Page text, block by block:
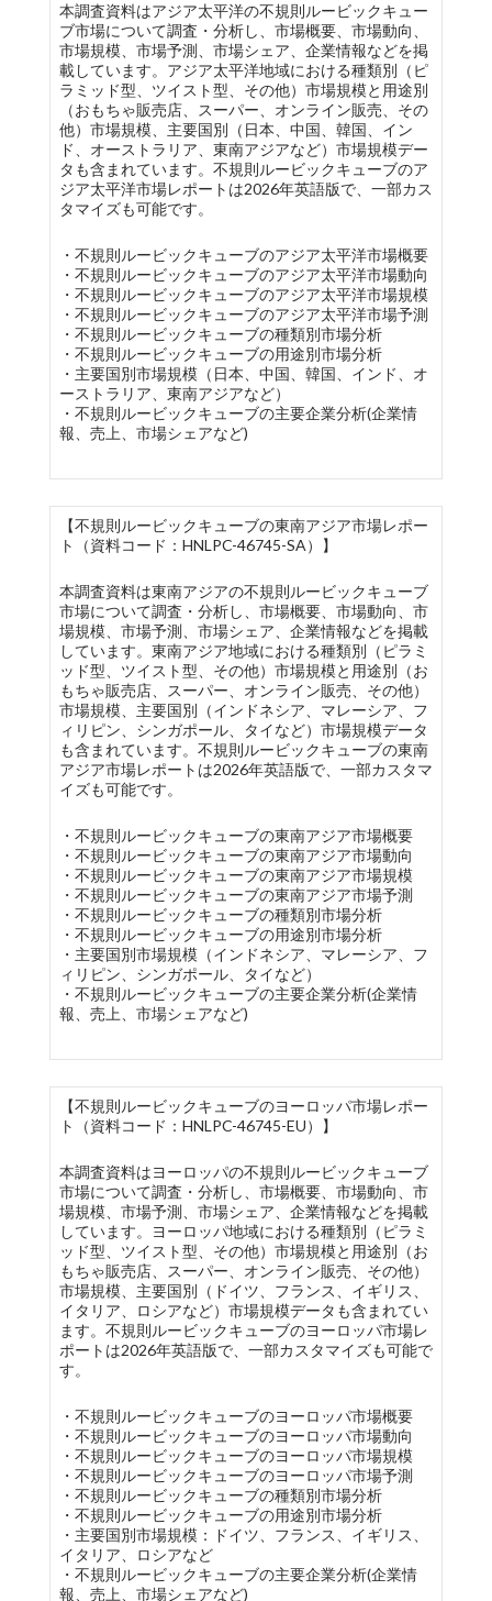
本調査資料はアジア太平洋の不規則ルービックキュー
ブ市場について調査・分析し、市場概要、市場動向、
市場規模、市場予測、市場シェア、企業情報などを掲
載しています。アジア太平洋地域における種類別（ピ
ラミッド型、ツイスト型、その他）市場規模と用途別
（おもちゃ販売店、スーパー、オンライン販売、その
他）市場規模、主要国別（日本、中国、韓国、イン
ド、オーストラリア、東南アジアなど）市場規模デー
タも含まれています。不規則ルービックキューブのア
ジア太平洋市場レポートは2026年英語版で、一部カス
タマイズも可能です。
・不規則ルービックキューブのアジア太平洋市場概要
・不規則ルービックキューブのアジア太平洋市場動向
・不規則ルービックキューブのアジア太平洋市場規模
・不規則ルービックキューブのアジア太平洋市場予測
・不規則ルービックキューブの種類別市場分析
・不規則ルービックキューブの用途別市場分析
・主要国別市場規模（日本、中国、韓国、インド、オ
ーストラリア、東南アジアなど）
・不規則ルービックキューブの主要企業分析(企業情
報、売上、市場シェアなど)
【不規則ルービックキューブの東南アジア市場レポー
ト（資料コード：HNLPC-46745-SA）】
本調査資料は東南アジアの不規則ルービックキューブ
市場について調査・分析し、市場概要、市場動向、市
場規模、市場予測、市場シェア、企業情報などを掲載
しています。東南アジア地域における種類別（ピラミ
ッド型、ツイスト型、その他）市場規模と用途別（お
もちゃ販売店、スーパー、オンライン販売、その他）
市場規模、主要国別（インドネシア、マレーシア、フ
ィリピン、シンガポール、タイなど）市場規模データ
も含まれています。不規則ルービックキューブの東南
アジア市場レポートは2026年英語版で、一部カスタマ
イズも可能です。
・不規則ルービックキューブの東南アジア市場概要
・不規則ルービックキューブの東南アジア市場動向
・不規則ルービックキューブの東南アジア市場規模
・不規則ルービックキューブの東南アジア市場予測
・不規則ルービックキューブの種類別市場分析
・不規則ルービックキューブの用途別市場分析
・主要国別市場規模（インドネシア、マレーシア、フ
ィリピン、シンガポール、タイなど）
・不規則ルービックキューブの主要企業分析(企業情
報、売上、市場シェアなど)
【不規則ルービックキューブのヨーロッパ市場レポー
ト（資料コード：HNLPC-46745-EU）】
本調査資料はヨーロッパの不規則ルービックキューブ
市場について調査・分析し、市場概要、市場動向、市
場規模、市場予測、市場シェア、企業情報などを掲載
しています。ヨーロッパ地域における種類別（ピラミ
ッド型、ツイスト型、その他）市場規模と用途別（お
もちゃ販売店、スーパー、オンライン販売、その他）
市場規模、主要国別（ドイツ、フランス、イギリス、
イタリア、ロシアなど）市場規模データも含まれてい
ます。不規則ルービックキューブのヨーロッパ市場レ
ポートは2026年英語版で、一部カスタマイズも可能で
す。
・不規則ルービックキューブのヨーロッパ市場概要
・不規則ルービックキューブのヨーロッパ市場動向
・不規則ルービックキューブのヨーロッパ市場規模
・不規則ルービックキューブのヨーロッパ市場予測
・不規則ルービックキューブの種類別市場分析
・不規則ルービックキューブの用途別市場分析
・主要国別市場規模：ドイツ、フランス、イギリス、
イタリア、ロシアなど
・不規則ルービックキューブの主要企業分析(企業情
報、売上、市場シェアなど)